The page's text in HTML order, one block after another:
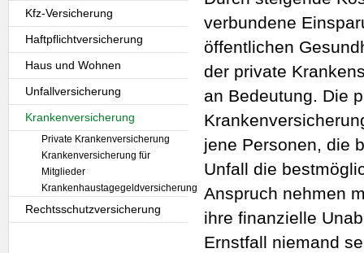
verbundene
öffentlichen
der private
an Bedeutung. Die
jene Personen, die
Unfall die
Anspruch nehmen
ihre finanzielle
Ernstfall niemand
Kfz-Versicherung
Haftpflichtversicherung
Haus und Wohnen
Unfallversicherung
Krankenversicherung
Private Krankenversicherung
Krankenversicherung für
Mitglieder
Krankenhaustagegeldversicherung
Rechtsschutzversicherung